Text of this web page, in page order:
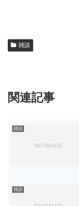
雑談
関連記事
雑談
雑談